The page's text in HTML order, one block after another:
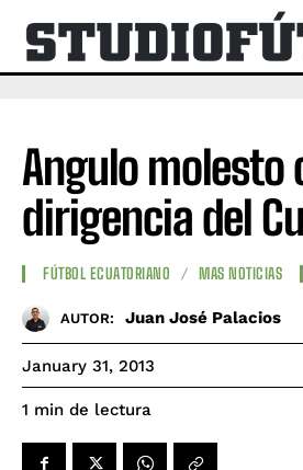
Angulo molesto
dirigencia del
FÚTBOL ECUATORIANO MAS NOTICIAS
AUTOR: Juan José Palacios
January 31, 2013
1 min de lectura